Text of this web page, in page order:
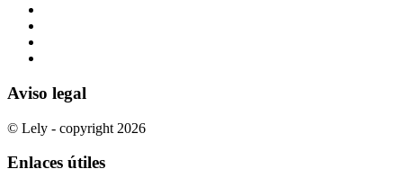
Aviso legal
© Lely - copyright 2026
Enlaces útiles